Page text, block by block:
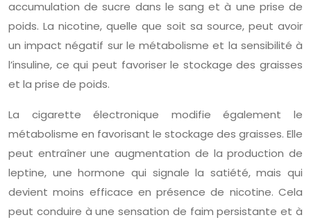
accumulation de sucre dans le sang et à une prise de
poids. La nicotine, quelle que soit sa source, peut avoir
un impact négatif sur le métabolisme et la sensibilité à
l’insuline, ce qui peut favoriser le stockage des graisses
et la prise de poids.
La cigarette électronique modifie également le
métabolisme en favorisant le stockage des graisses. Elle
peut entraîner une augmentation de la production de
leptine, une hormone qui signale la satiété, mais qui
devient moins efficace en présence de nicotine. Cela
peut conduire à une sensation de faim persistante et à